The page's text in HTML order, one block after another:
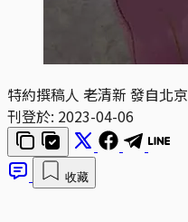
特約撰稿人 老清新 發自北京
刊登於: 2023-04-06
收藏